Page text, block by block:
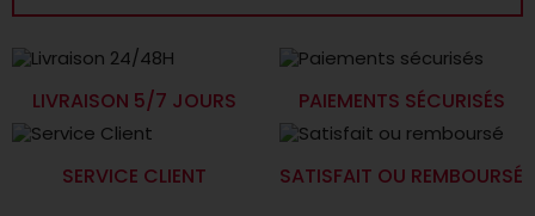
LIVRAISON 5/7 JOURS PAIEMENTS SÉCURISÉS
SERVICE CLIENT SATISFAIT OU REMBOURSÉ